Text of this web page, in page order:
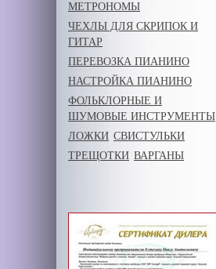
МЕТРОНОМЫ
ЧЕХЛЫ ДЛЯ СКРИПОК И
ГИТАР
ПЕРЕВОЗКА ПИАНИНО
НАСТРОЙКА ПИАНИНО
ФОЛЬКЛОРНЫЕ И
ШУМОВЫЕ ИНСТРУМЕНТЫ
ЛОЖКИ СВИСТУЛЬКИ
ТРЕЩОТКИ ВАРГАНЫ